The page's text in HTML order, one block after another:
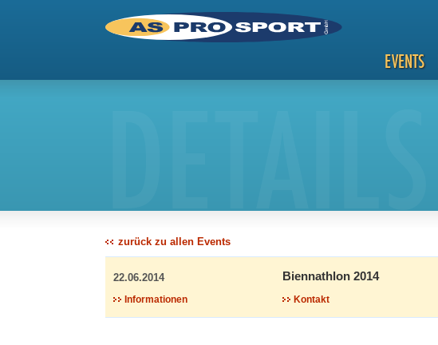
EVENTS
zurück zu allen Events
22.06.2014 Biennathlon 2014
Informationen Kontakt